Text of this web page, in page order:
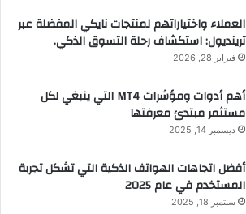
العملاء واختياراتهم لمنتجات نايكي المفضلة عبر
ترينديول: استكشاف رحلة التسوق الذكي.
فبراير 28, 2026
أهم أدوات ومؤشرات MT4 التي ينبغي لكل
مستثمر مبتدئ معرفتها
ديسمبر 14, 2025
أفضل اتجاهات الهواتف الذكية التي تشكل تجربة
المستخدم في عام 2025
سبتمبر 18, 2025